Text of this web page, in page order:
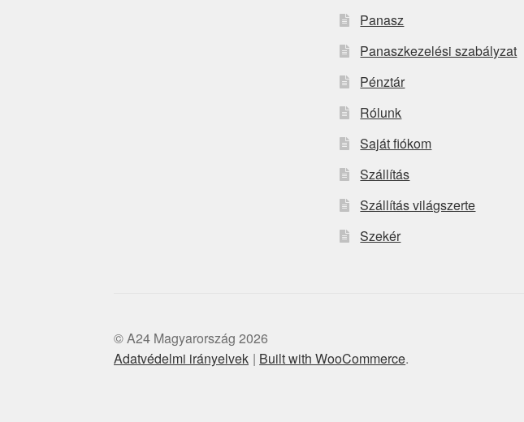
Panasz
Panaszkezelési szabályzat
Pénztár
Rólunk
Saját fiókom
Szállítás
Szállítás világszerte
Szekér
© A24 Magyarország 2026
Adatvédelmi irányelvek
Built with WooCommerce.